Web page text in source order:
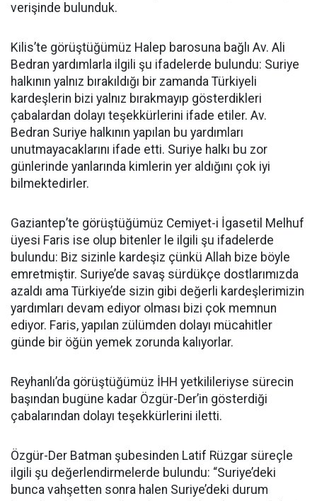
verişinde bulunduk.
Kilis’te görüştüğümüz Halep barosuna bağlı Av. Ali
Bedran yardımlarla ilgili şu ifadelerde bulundu: Suriye
halkının yalnız bırakıldığı bir zamanda Türkiyeli
kardeşlerin bizi yalnız bırakmayıp gösterdikleri
çabalardan dolayı teşekkürlerini ifade etiler. Av.
Bedran Suriye halkının yapılan bu yardımları
unutmayacaklarını ifade etti. Suriye halkı bu zor
günlerinde yanlarında kimlerin yer aldığını çok iyi
bilmektedirler.
Gaziantep’te görüştüğümüz Cemiyet-i İgasetil Melhuf
üyesi Faris ise olup bitenler le ilgili şu ifadelerde
bulundu: Biz sizinle kardeşiz çünkü Allah bize böyle
emretmiştir. Suriye’de savaş sürdükçe dostlarımızda
azaldı ama Türkiye’de sizin gibi değerli kardeşlerimizin
yardımları devam ediyor olması bizi çok memnun
ediyor. Faris, yapılan zülümden dolayı mücahitler
günde bir öğün yemek zorunda kalıyorlar.
Reyhanlı’da görüştüğümüz İHH yetkilileriyse sürecin
başından bugüne kadar Özgür-Der’in gösterdiği
çabalarından dolayı teşekkürlerini iletti.
Özgür-Der Batman şubesinden Latif Rüzgar süreçle
ilgili şu değerlendirmelerde bulundu: “Suriye’deki
bunca vahşetten sonra halen Suriye’deki durum